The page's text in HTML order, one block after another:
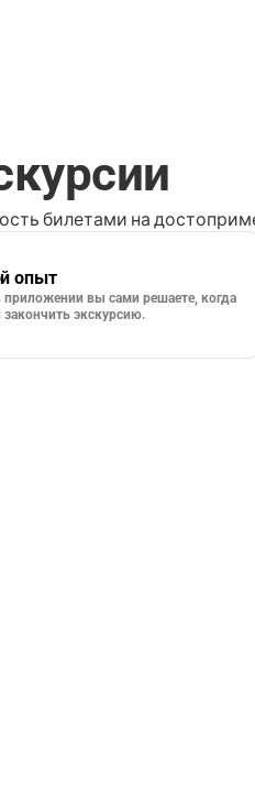
билетами на
опыт
вы сами решаете, когда
закончить экскурсию.